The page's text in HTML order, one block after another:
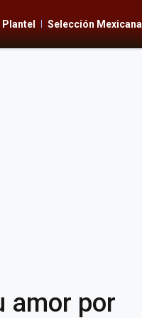
Plantel Selección Mexicana
amor por